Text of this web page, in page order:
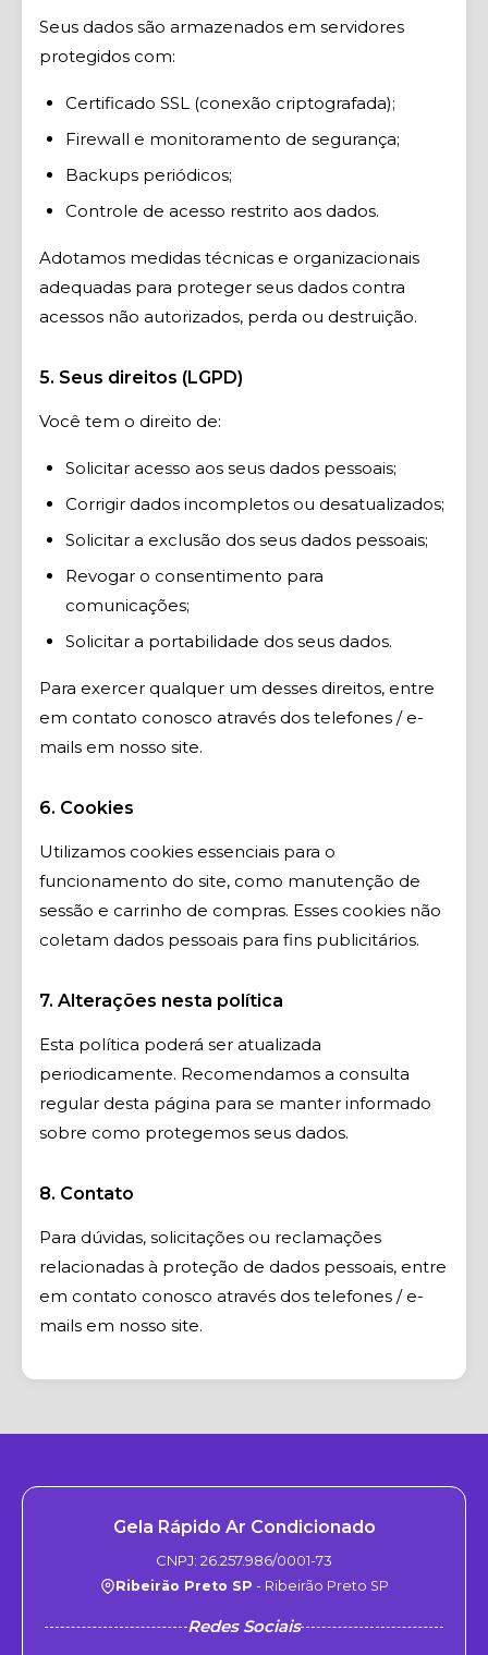
Seus dados são armazenados em servidores
protegidos com:
Certificado SSL (conexão criptografada);
Firewall e monitoramento de segurança;
Backups periódicos;
Controle de acesso restrito aos dados.
Adotamos medidas técnicas e organizacionais
adequadas para proteger seus dados contra
acessos não autorizados, perda ou destruição.
5. Seus direitos (LGPD)
Você tem o direito de:
Solicitar acesso aos seus dados pessoais;
Corrigir dados incompletos ou desatualizados;
Solicitar a exclusão dos seus dados pessoais;
Revogar o consentimento para
comunicações;
Solicitar a portabilidade dos seus dados.
Para exercer qualquer um desses direitos, entre
em contato conosco através dos telefones / e-
mails em nosso site.
6. Cookies
Utilizamos cookies essenciais para o
funcionamento do site, como manutenção de
sessão e carrinho de compras. Esses cookies não
coletam dados pessoais para fins publicitários.
7. Alterações nesta política
Esta política poderá ser atualizada
periodicamente. Recomendamos a consulta
regular desta página para se manter informado
sobre como protegemos seus dados.
8. Contato
Para dúvidas, solicitações ou reclamações
relacionadas à proteção de dados pessoais, entre
em contato conosco através dos telefones / e-
mails em nosso site.
Gela Rápido Ar Condicionado
CNPJ: 26.257.986/0001-73
Ribeirão Preto SP - Ribeirão Preto SP
Redes Sociais